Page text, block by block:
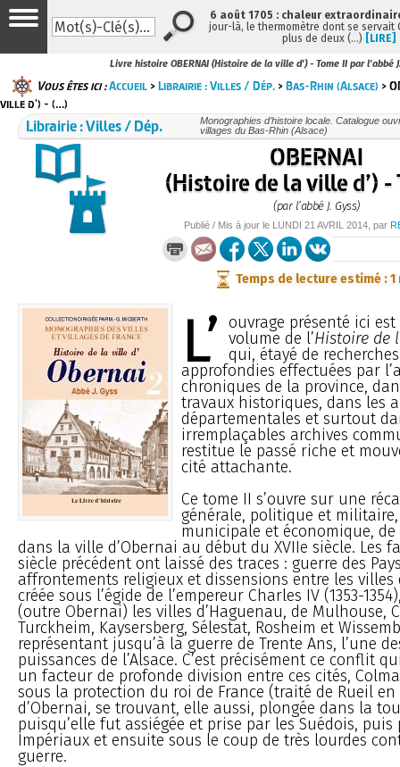
Livre histoire OBERNAI (Histoire de la ville d') - Tome II par l'abbé
Vous êtes ici :Accueil >Librairie : Villes / Dép. >Bas-Rhin (Alsace) >
ville d') - (…)
Librairie : Villes / Dép.
Monographies d’histoire locale. Catalogue
villages du Bas-Rhin (Alsace)
OBERNAI
(Histoire de la ville d’) -
(par l’abbé J. Gyss)
Publié / Mis à jour le LUNDI 21 AVRIL 2014 , par
Temps de lecture estimé : 1
L’ ouvrage présenté ici
volume de l’Histoire de
qui, étayé de
approfondies effectuées par
chroniques de la province,
travaux historiques, dans les
départementales et surtout
irremplaçables archives
restitue le passé riche et
cité attachante.
Ce tome II s’ouvre sur une
générale, politique et
municipale et économique,
dans la ville d’Obernai au début du XVIIe siècle. Les
siècle précédent ont laissé des traces : guerre des
affrontements religieux et dissensions entre les villes
créée sous l’égide de l’empereur Charles IV (1353-
(outre Obernai) les villes d’Haguenau, de Mulhouse,
Turckheim, Kaysersberg, Sélestat, Rosheim et
représentant jusqu’à la guerre de Trente Ans, l’une
puissances de l’Alsace. C’est précisément ce conflit
un facteur de profonde division entre ces cités,
sous la protection du roi de France (traité de Rueil en
d’Obernai, se trouvant, elle aussi, plongée dans la
puisqu’elle fut assiégée et prise par les Suédois, puis
Impériaux et ensuite sous le coup de très lourdes
guerre.
6 août 1705 : chaleur
jour-là, le thermomètre dont se servait
plus de deux (…) [LIRE]